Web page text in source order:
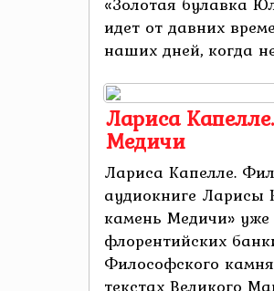
идет от давних
наших дней, когда
Лариса
Медичи
Лариса Капелле.
аудиокниге Ларисы
камень Медичи» уже
флорентийских
Философского
текстах Великого